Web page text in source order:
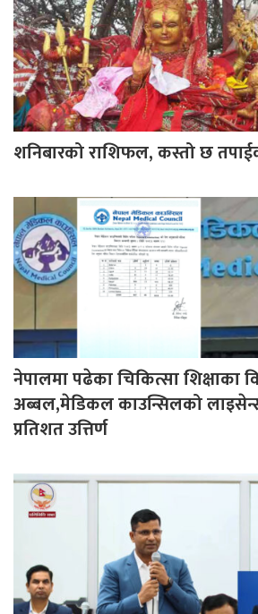
शनिबारको राशिफल, कस्तो छ
नेपालमा पढेका चिकित्सा शिक्षाका
अब्बल,मेडिकल काउन्सिलको लाइसेन्स
प्रतिशत उत्तिर्ण